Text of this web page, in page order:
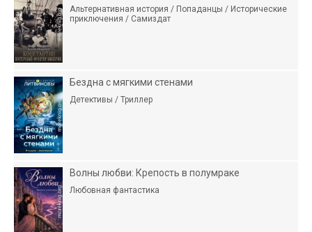
Альтернативная история / Попаданцы / Исторические
приключения / Самиздат
Бездна с мягкими стенами
Детективы / Триллер
Волны любви: Крепость в полумраке
Любовная фантастика